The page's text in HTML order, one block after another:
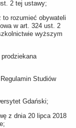
2 tej ustawy;
to rozumieć obywateli
w art. 324 ust. 2
wyższym
Studiów
Gdański;
z dnia 20 lipca 2018